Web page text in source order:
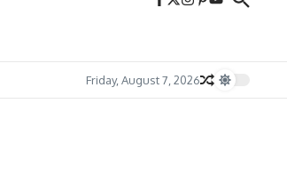
Friday, August 7, 2026